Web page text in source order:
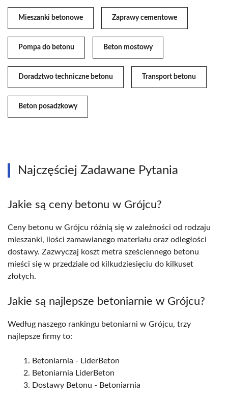
Mieszanki betonowe Zaprawy cementowe
Pompa do betonu Beton mostowy
Doradztwo techniczne betonu Transport betonu
Beton posadzkowy
Najczęściej Zadawane Pytania
Jakie są ceny betonu w Grójcu?
Ceny betonu w Grójcu różnią się w zależności od rodzaju
mieszanki, ilości zamawianego materiału oraz odległości
dostawy. Zazwyczaj koszt metra sześciennego betonu
mieści się w przedziale od kilkudziesięciu do kilkuset
złotych.
Jakie są najlepsze betoniarnie w Grójcu?
Według naszego rankingu betoniarni w Grójcu, trzy
najlepsze firmy to:
Betoniarnia - LiderBeton
Betoniarnia LiderBeton
Dostawy Betonu - Betoniarnia